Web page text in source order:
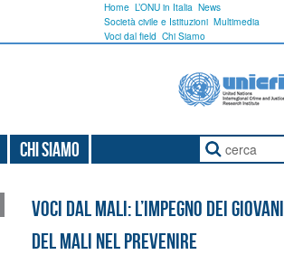
Home L’ONU in Italia News
Società civile e Istituzioni Multimedia
Voci dal field Chi Siamo
Chi Siamo
Voci dal Mali: l’impegno dei giovani
del Mali nel prevenire